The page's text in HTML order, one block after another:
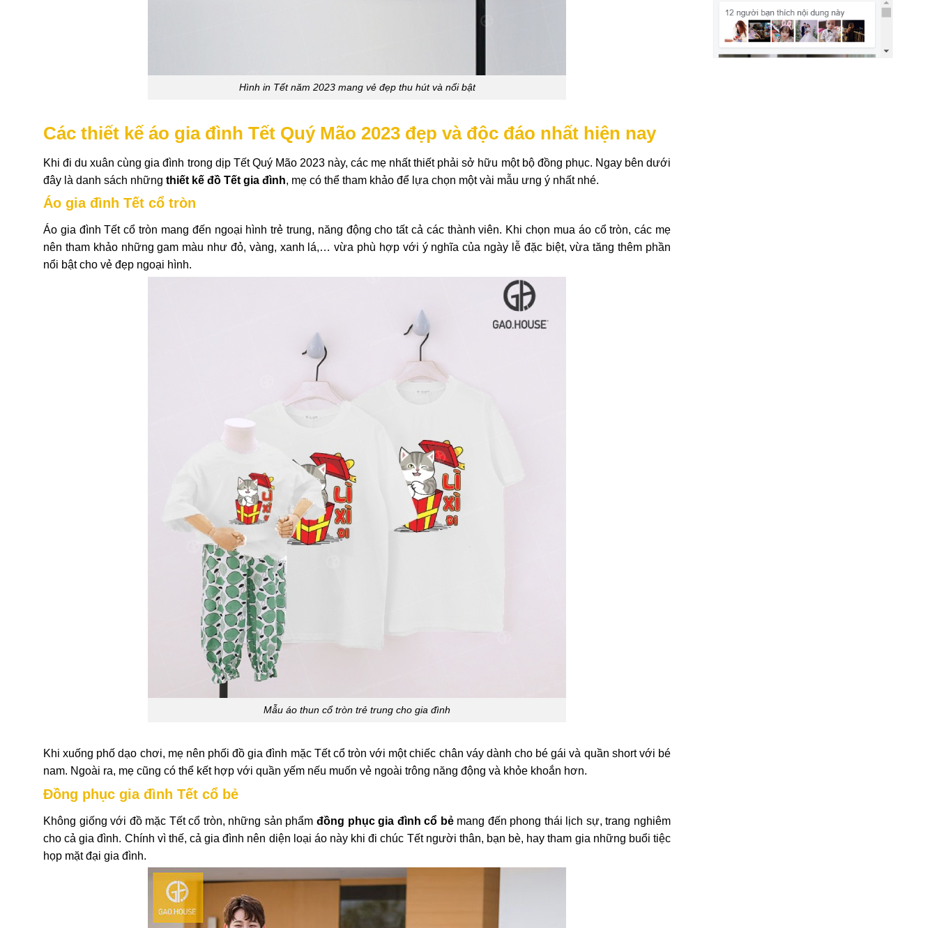
Hình in Tết năm 2023 mang vẻ đẹp thu hút và nổi bật
Các thiết kế áo gia đình Tết Quý Mão 2023 đẹp và độc đáo nhất hiện nay
Khi đi du xuân cùng gia đình trong dịp Tết Quý Mão 2023 này, các mẹ nhất thiết phải sở hữu một bộ đồng phục. Ngay bên dưới
đây là danh sách những thiết kế đồ Tết gia đình, mẹ có thể tham khảo để lựa chọn một vài mẫu ưng ý nhất nhé.
Áo gia đình Tết cổ tròn
Áo gia đình Tết cổ tròn mang đến ngoại hình trẻ trung, năng động cho tất cả các thành viên. Khi chọn mua áo cổ tròn, các mẹ
nên tham khảo những gam màu như đỏ, vàng, xanh lá,… vừa phù hợp với ý nghĩa của ngày lễ đặc biệt, vừa tăng thêm phần
nổi bật cho vẻ đẹp ngoại hình.
Mẫu áo thun cổ tròn trẻ trung cho gia đình
Khi xuống phố dạo chơi, mẹ nên phối đồ gia đình mặc Tết cổ tròn với một chiếc chân váy dành cho bé gái và quần short với bé
nam. Ngoài ra, mẹ cũng có thể kết hợp với quần yếm nếu muốn vẻ ngoài trông năng động và khỏe khoắn hơn.
Đồng phục gia đình Tết cổ bẻ
Không giống với đồ mặc Tết cổ tròn, những sản phẩm đồng phục gia đình cổ bẻmang đến phong thái lịch sự, trang nghiêm
cho cả gia đình. Chính vì thế, cả gia đình nên diện loại áo này khi đi chúc Tết người thân, bạn bè, hay tham gia những buổi tiệc
họp mặt đại gia đình.